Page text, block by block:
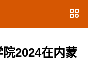
2024在内蒙